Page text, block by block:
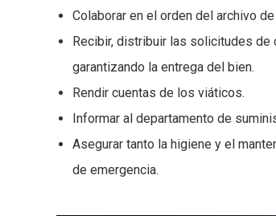
Colaborar en el orden del archivo
Recibir, distribuir las solicitudes
garantizando la entrega del bien.
Rendir cuentas de los viáticos.
Informar al departamento de
Asegurar tanto la higiene y el
de emergencia.